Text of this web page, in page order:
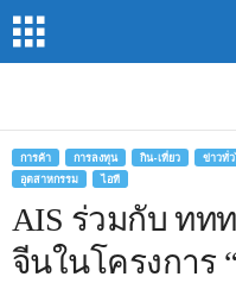
Koratway
by
นสพ.โคราช
การค้า การลงทุน กิน-เที่ยว ข่าวทั่
อุตสาหกรรม
ไอที
AIS ร่วมกับ ทท
จีนในโครงการ